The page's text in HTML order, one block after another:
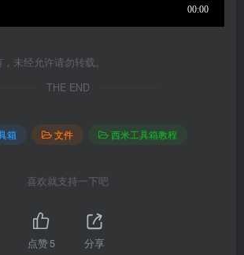
未经允许请勿转载。
THE END
箱 文件 西米工具箱教程
喜欢就支持一下吧
点赞5 分享